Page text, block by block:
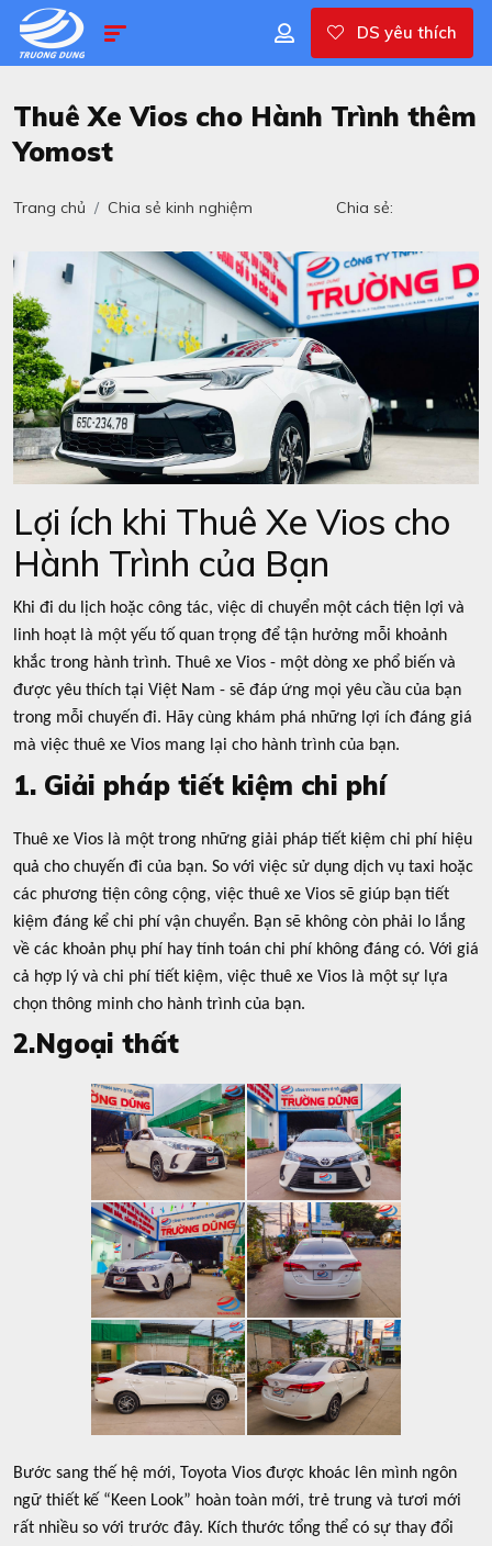
DS yêu thích
Thuê Xe Vios cho Hành Trình thêm
Yomost
Trang chủ Chia sẻ kinh nghiệm Chia sẻ:
Lợi ích khi Thuê Xe Vios cho
Hành Trình của Bạn
Khi đi du lịch hoặc công tác, việc di chuyển một cách tiện lợi và
linh hoạt là một yếu tố quan trọng để tận hưởng mỗi khoảnh
khắc trong hành trình. Thuê xe Vios - một dòng xe phổ biến và
được yêu thích tại Việt Nam - sẽ đáp ứng mọi yêu cầu của bạn
trong mỗi chuyến đi. Hãy cùng khám phá những lợi ích đáng giá
mà việc thuê xe Vios mang lại cho hành trình của bạn.
1. Giải pháp tiết kiệm chi phí
Thuê xe Vios là một trong những giải pháp tiết kiệm chi phí hiệu
quả cho chuyến đi của bạn. So với việc sử dụng dịch vụ taxi hoặc
các phương tiện công cộng, việc thuê xe Vios sẽ giúp bạn tiết
kiệm đáng kể chi phí vận chuyển. Bạn sẽ không còn phải lo lắng
về các khoản phụ phí hay tính toán chi phí không đáng có. Với giá
cả hợp lý và chi phí tiết kiệm, việc thuê xe Vios là một sự lựa
chọn thông minh cho hành trình của bạn.
2.Ngoại thất
Bước sang thế hệ mới, Toyota Vios được khoác lên mình ngôn
ngữ thiết kế “Keen Look” hoàn toàn mới, trẻ trung và tươi mới
rất nhiều so với trước đây. Kích thước tổng thể có sự thay đổi